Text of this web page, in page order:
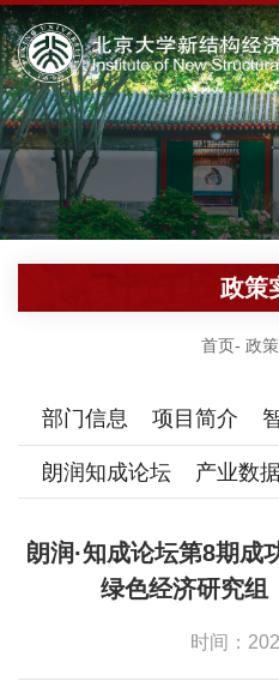
首页- 政
政策
部门信息 项目简介
朗润知成论坛 产业数
朗润·知成论坛第8期成
绿色经济研究组
时间：